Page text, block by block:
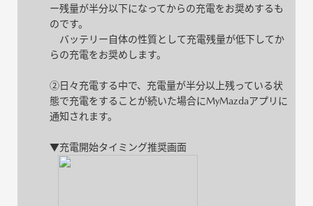
ー残量が半分以下になってからの充電をお奨めするも
のです。
バッテリー自体の性質として充電残量が低下してか
らの充電をお奨めします。
②日々充電する中で、充電量が半分以上残っている状
態で充電をすることが続いた場合にMyMazdaアプリに
通知されます。
▼充電開始タイミング推奨画面